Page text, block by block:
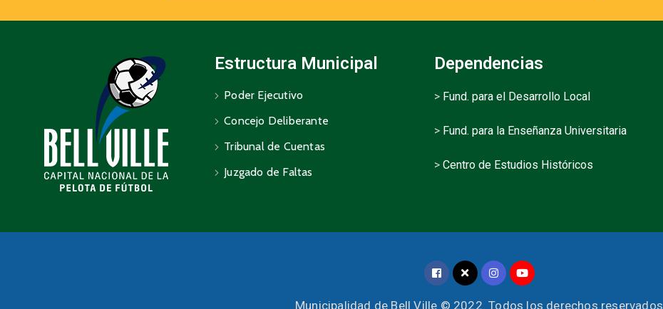
Estructura Municipal
Poder Ejecutivo
Concejo Deliberante
Tribunal de Cuentas
Juzgado de Faltas
Dependencias
> Fund. para el Desarrollo Local
> Fund. para la Enseñanza Universitaria
> Centro de Estudios Históricos
Municipalidad de Bell Ville © 2022. Todos los derechos reservados